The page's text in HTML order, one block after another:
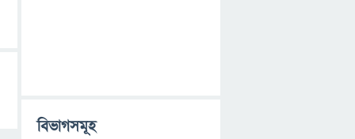
বিভাগসমূহ